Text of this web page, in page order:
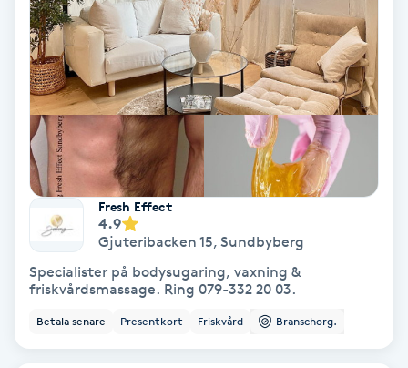
Hälsprickor
Idrottsmassage
IPL
IPL hårborttagning
IR-massage
Japansk massage
Fresh Effect
4.9
Gjuteribacken 15, Sundbyberg
Specialister på bodysugaring, vaxning &
friskvårdsmassage. Ring 079-332 20 03.
Betala senare Presentkort Friskvård Branschorg.